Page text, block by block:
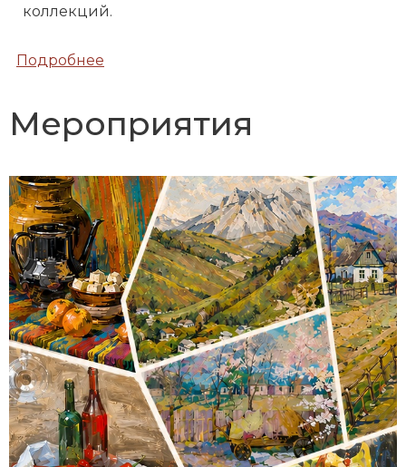
коллекций.
Подробнее
Мероприятия